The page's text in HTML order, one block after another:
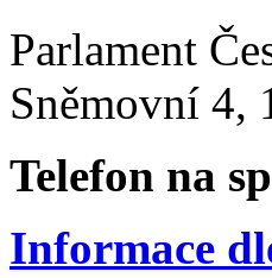
Parlament
Sněmovní 4,
Telefon na
Informace